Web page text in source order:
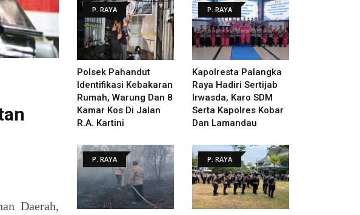
Daerah,
P. RAYA
Polsek Pahandut
Identifikasi Kebakaran
Rumah, Warung Dan 8
Kamar Kos Di Jalan
R.A. Kartini
P. RAYA
Kapolresta Palangka
Raya Hadiri Sertijab
Irwasda, Karo SDM
Serta Kapolres Kobar
Dan Lamandau
P. RAYA P. RAYA